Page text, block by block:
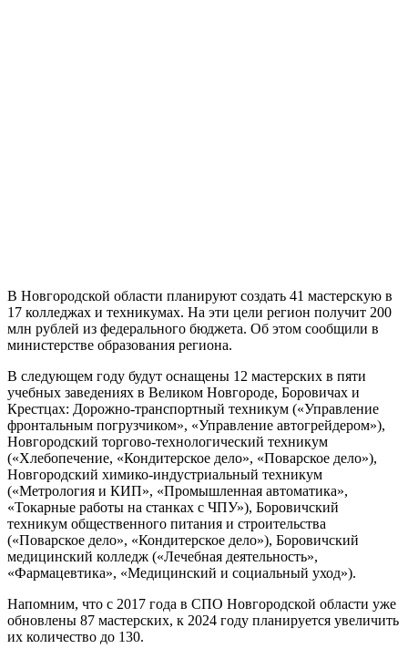
В Новгородской области планируют создать 41 мастерскую в
17 колледжах и техникумах. На эти цели регион получит 200
млн рублей из федерального бюджета. Об этом сообщили в
министерстве образования региона.
В следующем году будут оснащены 12 мастерских в пяти
учебных заведениях в Великом Новгороде, Боровичах и
Крестцах: Дорожно-транспортный техникум («Управление
фронтальным погрузчиком», «Управление автогрейдером»),
Новгородский торгово-технологический техникум
(«Хлебопечение, «Кондитерское дело», «Поварское дело»),
Новгородский химико-индустриальный техникум
(«Метрология и КИП», «Промышленная автоматика»,
«Токарные работы на станках с ЧПУ»), Боровичский
техникум общественного питания и строительства
(«Поварское дело», «Кондитерское дело»), Боровичский
медицинский колледж («Лечебная деятельность»,
«Фармацевтика», «Медицинский и социальный уход»).
Напомним, что с 2017 года в СПО Новгородской области уже
обновлены 87 мастерских, к 2024 году планируется увеличить
их количество до 130.